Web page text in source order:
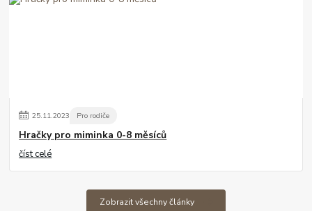
25.11.2023 Pro rodiče
Hračky pro miminka 0-8 měsíců
číst celé
Zobrazit všechny články